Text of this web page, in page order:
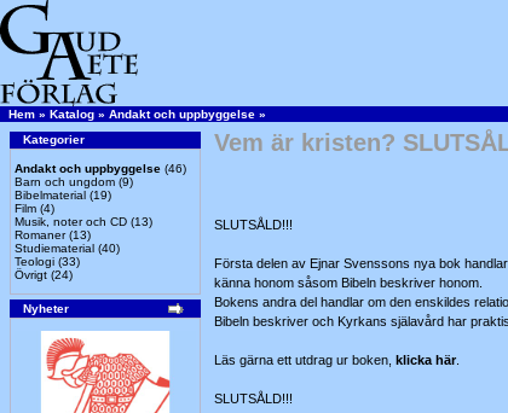
Hem » Katalog » Andakt och uppbyggelse »
Kategorier
Andakt och uppbyggelse (46)
Barn och ungdom (9)
Bibelmaterial (19)
Film (4)
Musik, noter och CD (13)
Romaner(13)
Studiematerial (40)
Teologi (33)
Övrigt (24)
Nyheter
Vem är kristen?
SLUTSÅLD!!!
Första delen av Ejnar Svenssons nya bok
känna honom såsom Bibeln beskriver honom.
Bokens andra del handlar om den enskildes
Bibeln beskriver och Kyrkans själavård har
Läs gärna ett utdrag ur boken, klicka här.
SLUTSÅLD!!!